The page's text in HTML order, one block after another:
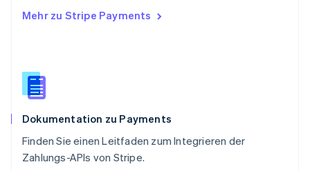
Mehr zu Stripe Payments
Dokumentation zu Payments
Finden Sie einen Leitfaden zum Integrieren der
Zahlungs-APIs von Stripe.
Slowenien
English
Spanien
Thailand
Tschechische Republik
English